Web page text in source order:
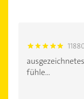
5.0
fühle...